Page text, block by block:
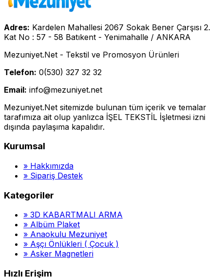
Adres: Kardelen Mahallesi 2067 Sokak Bener Çarşısı 2.
Kat No : 57 - 58 Batıkent - Yenimahalle / ANKARA
Mezuniyet.Net - Tekstil ve Promosyon Ürünleri
Telefon: 0(530) 327 32 32
Email: info@mezuniyet.net
Mezuniyet.Net sitemizde bulunan tüm içerik ve temalar
tarafımıza ait olup yanlızca İŞEL TEKSTİL İşletmesi izni
dışında paylaşıma kapalıdır.
Kurumsal
» Hakkımızda
» Sipariş Destek
Kategoriler
» 3D KABARTMALI ARMA
» Albüm Plaket
» Anaokulu Mezuniyet
» Aşçı Önlükleri ( Çocuk )
» Asker Magnetleri
Hızlı Erişim